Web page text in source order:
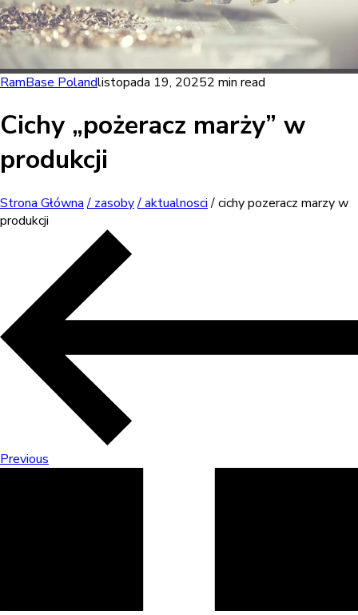
RamBase Polandlistopada 19, 20252 min read
Cichy „pożeracz marży” w
produkcji
Strona Główna / zasoby/ aktualnosci/ cichy pozeracz marzy w
produkcji
Previous